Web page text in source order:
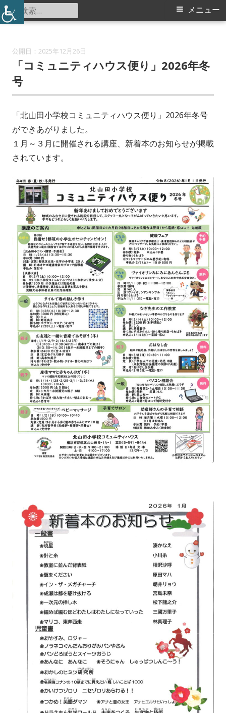
コ
ン
北山田小学校コミュニティハウス
メ
メニュー
検
索:
2025年12月26日
「コミュニティハウス便り」2026年冬
号
「北山田小学校コミュニティハウス便り」2026年冬号
ができあがりました。
１月～３月に開催される講座、新着本のお知らせが掲載
されています。